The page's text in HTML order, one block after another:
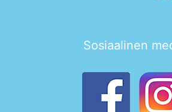
Sosiaalinen